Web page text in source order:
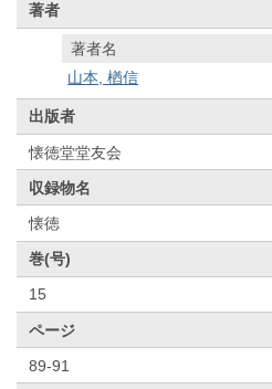
著者
著者名
山本, 楢信
出版者
懐徳堂堂友会
収録物名
懐徳
巻(号)
15
ページ
89-91